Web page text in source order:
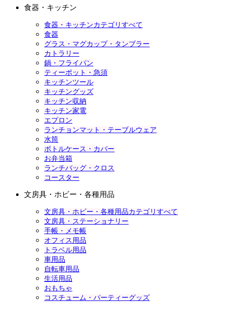
食器・キッチン
食器・キッチンカテゴリすべて
食器
グラス・マグカップ・タンブラー
カトラリー
鍋・フライパン
ティーポット・急須
キッチンツール
キッチングッズ
キッチン収納
キッチン家電
エプロン
ランチョンマット・テーブルウェア
水筒
ボトルケース・カバー
お弁当箱
ランチバッグ・クロス
コースター
文房具・ホビー・各種用品
文房具・ホビー・各種用品カテゴリすべて
文房具・ステーショナリー
手帳・メモ帳
オフィス用品
トラベル用品
車用品
自転車用品
生活用品
おもちゃ
コスチューム・パーティーグッズ